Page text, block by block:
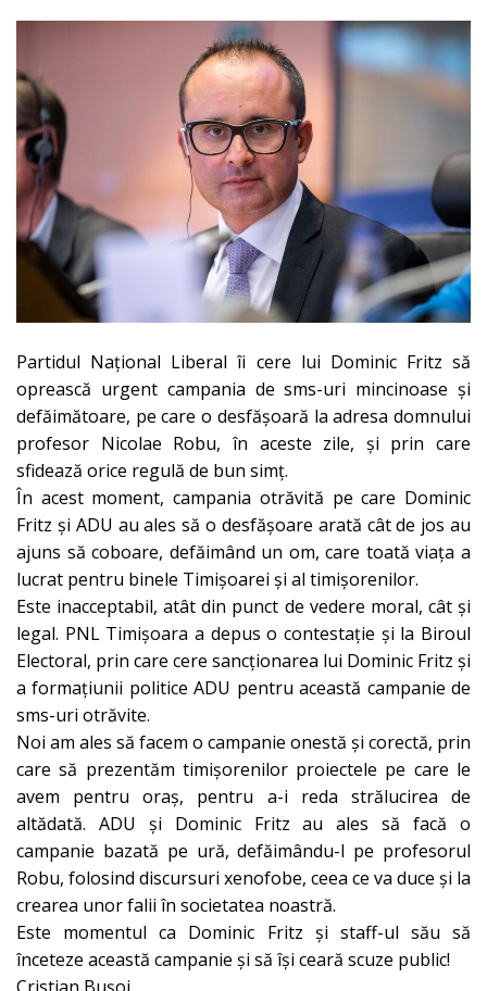
Partidul Naţional Liberal îi cere lui Dominic Fritz să
oprească urgent campania de sms-uri mincinoase și
defăimătoare, pe care o desfășoară la adresa domnului
profesor Nicolae Robu, în aceste zile, și prin care
sfidează orice regulă de bun simț.
În acest moment, campania otrăvită pe care Dominic
Fritz și ADU au ales să o desfășoare arată cât de jos au
ajuns să coboare, defăimând un om, care toată viața a
lucrat pentru binele Timișoarei și al timișorenilor.
Este inacceptabil, atât din punct de vedere moral, cât și
legal. PNL Timișoara a depus o contestație și la Biroul
Electoral, prin care cere sancționarea lui Dominic Fritz și
a formațiunii politice ADU pentru această campanie de
sms-uri otrăvite.
Noi am ales să facem o campanie onestă și corectă, prin
care să prezentăm timișorenilor proiectele pe care le
avem pentru oraș, pentru a-i reda strălucirea de
altădată. ADU și Dominic Fritz au ales să facă o
campanie bazată pe ură, defăimându-l pe profesorul
Robu, folosind discursuri xenofobe, ceea ce va duce și la
crearea unor falii în societatea noastră.
Este momentul ca Dominic Fritz și staff-ul său să
înceteze această campanie și să își ceară scuze public!